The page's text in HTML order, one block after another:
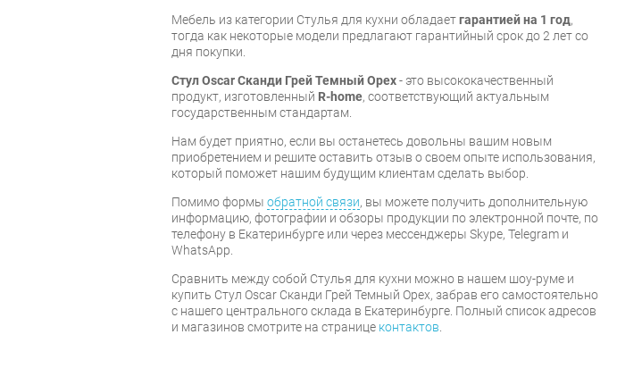
Мебель из категории Стулья для кухни обладаетгарантией на 1 год,
тогда как некоторые модели предлагают гарантийный срок до 2 лет со
дня покупки.
Стул Oscar Сканди Грей Темный Орех- это высококачественный
продукт, изготовленный R-home, соответствующий актуальным
государственным стандартам.
Нам будет приятно, если вы останетесь довольны вашим новым
приобретением и решите оставить отзыв о своем опыте использования,
который поможет нашим будущим клиентам сделать выбор.
Помимо формы обратной связи, вы можете получить дополнительную
информацию, фотографии и обзоры продукции по электронной почте, по
телефону в Екатеринбурге или через мессенджеры Skype, Telegram и
WhatsApp.
Cравнить между собой Стулья для кухни можно в нашем шоу-руме и
купить Стул Oscar Сканди Грей Темный Орех, забрав его самостоятельно
с нашего центрального склада в Екатеринбурге. Полный список адресов
и магазинов смотрите на странице контактов